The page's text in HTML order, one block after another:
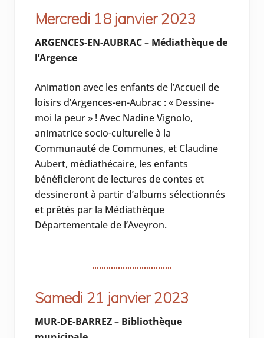
Mercredi 18 janvier 2023
ARGENCES-EN-AUBRAC – Médiathèque de
l’Argence
Animation avec les enfants de l’Accueil de
loisirs d’Argences-en-Aubrac : « Dessine-
moi la peur » ! Avec Nadine Vignolo,
animatrice socio-culturelle à la
Communauté de Communes, et Claudine
Aubert, médiathécaire, les enfants
bénéficieront de lectures de contes et
dessineront à partir d’albums sélectionnés
et prêtés par la Médiathèque
Départementale de l’Aveyron.
Samedi 21 janvier 2023
MUR-DE-BARREZ – Bibliothèque